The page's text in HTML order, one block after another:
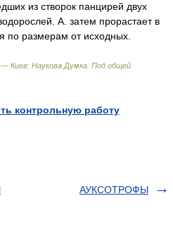
из створок панцирей двух
А. затем прорастает в
по размерам от исходных.
Киев: Наукова Думка Под общей
контрольную работу
АУКСОТРОФЫ